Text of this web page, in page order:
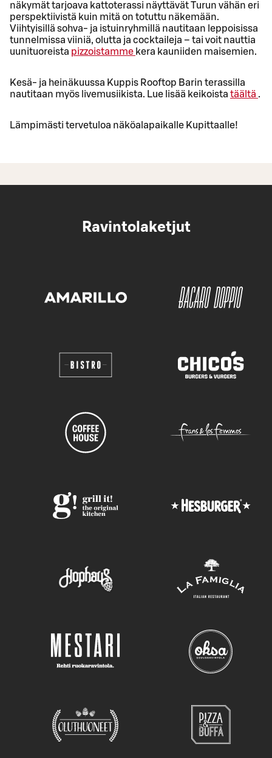
näkymät tarjoava kattoterassi näyttävät Turun vähän eri
perspektiivistä kuin mitä on totuttu näkemään.
Viihtyisillä sohva- ja istuinryhmillä nautitaan leppoisissa
tunnelmissa viiniä, olutta ja cocktaileja – tai voit nauttia
uunituoreista pizzoistamme kera kauniiden maisemien.
Kesä- ja heinäkuussa Kuppis Rooftop Barin terassilla
nautitaan myös livemusiikista. Lue lisää keikoista täältä .
Lämpimästi tervetuloa näköalapaikalle Kupittaalle!
Ravintolaketjut